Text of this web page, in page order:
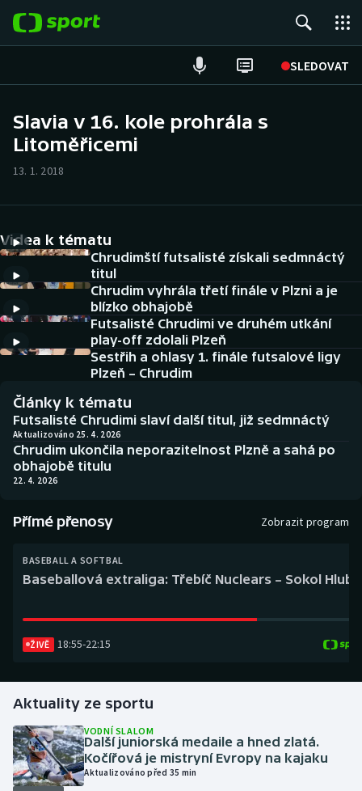
SLEDOVAT
Hokej
Cyklistika
DALŠÍ SPORTY
Americký fotbal
Baseball a softbal
Basketbal
Biatlon
Box
Curling
Florbal
Futsal
Golf
Gymnastika
NEPŘEHLÉDNĚTE
Historické návraty
Aplikace ČT sport
Slavia v 16. kole prohrála s
Litoměřicemi
13. 1. 2018
Videa k tématu
Chrudimští futsalisté získali sedmnáctý
titul
Chrudim vyhrála třetí finále v Plzni a je
blízko obhajobě
Futsalisté Chrudimi ve druhém utkání
play-off zdolali Plzeň
Sestřih a ohlasy 1. finále futsalové ligy
Plzeň – Chrudim
Články k tématu
Futsalisté Chrudimi slaví další titul, již sedmnáctý
Aktualizováno 25. 4. 2026
Chrudim ukončila neporazitelnost Plzně a sahá po
obhajobě titulu
22. 4. 2026
Přímé přenosy Zobrazit program
BASEBALL A SOFTBAL
Baseballová extraliga: Třebíč Nuclears – Sokol
ŽIVĚ 18:55-22:15
Aktuality ze sportu
VODNÍ SLALOM
Další juniorská medaile a hned zlatá.
Kočířová je mistryní Evropy na kajaku
Aktualizováno před 35 min